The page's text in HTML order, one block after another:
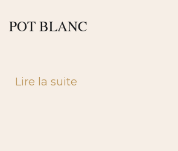
POT BLANC
Lire la suite